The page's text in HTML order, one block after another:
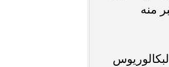
منه